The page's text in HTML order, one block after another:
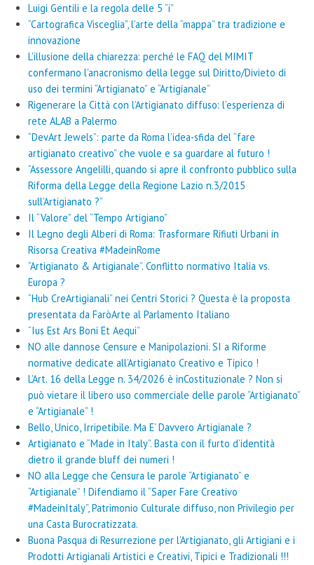
Luigi Gentili e la regola delle 5 “i”
“Cartografica Visceglia”, l’arte della “mappa” tra tradizione e
innovazione
L’illusione della chiarezza: perché le FAQ del MIMIT
confermano l’anacronismo della legge sul Diritto/Divieto di
uso dei termini “Artigianato” e “Artigianale”
Rigenerare la Città con l’Artigianato diffuso: l’esperienza di
rete ALAB a Palermo
“DevArt Jewels”: parte da Roma l’idea-sfida del “fare
artigianato creativo” che vuole e sa guardare al futuro !
“Assessore Angelilli, quando si apre il confronto pubblico sulla
Riforma della Legge della Regione Lazio n.3/2015
sull’Artigianato ?”
Il “Valore” del “Tempo Artigiano”
Il Legno degli Alberi di Roma: Trasformare Rifiuti Urbani in
Risorsa Creativa #MadeinRome
“Artigianato & Artigianale”. Conflitto normativo Italia vs.
Europa ?
“Hub CreArtigianali” nei Centri Storici ? Questa è la proposta
presentata da FaròArte al Parlamento Italiano
“Ius Est Ars Boni Et Aequi”
NO alle dannose Censure e Manipolazioni. SI a Riforme
normative dedicate all’Artigianato Creativo e Tipico !
L’Art. 16 della Legge n. 34/2026 è inCostituzionale ? Non si
può vietare il libero uso commerciale delle parole “Artigianato”
e “Artigianale” !
Bello, Unico, Irripetibile. Ma E’ Davvero Artigianale ?
Artigianato e “Made in Italy”. Basta con il furto d’identità
dietro il grande bluff dei numeri !
NO alla Legge che Censura le parole “Artigianato” e
“Artigianale” ! Difendiamo il “Saper Fare Creativo
#MadeinItaly”, Patrimonio Culturale diffuso, non Privilegio per
una Casta Burocratizzata.
Buona Pasqua di Resurrezione per l’Artigianato, gli Artigiani e i
Prodotti Artigianali Artistici e Creativi, Tipici e Tradizionali !!!